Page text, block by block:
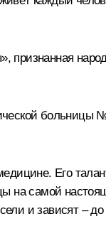
признанная
Его
на самой
и зависят –